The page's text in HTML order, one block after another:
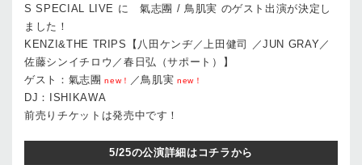
S SPECIAL LIVE に 氣志團 / 鳥肌実 のゲスト出演が決定し
ました！
KENZI&THE TRIPS【八田ケンヂ／上田健司 ／JUN GRAY／
佐藤シンイチロウ／春日弘（サポート）】
ゲスト：氣志團 new！ ／鳥肌実 new！
DJ：ISHIKAWA
前売りチケットは発売中です！
5/25の公演詳細はコチラから